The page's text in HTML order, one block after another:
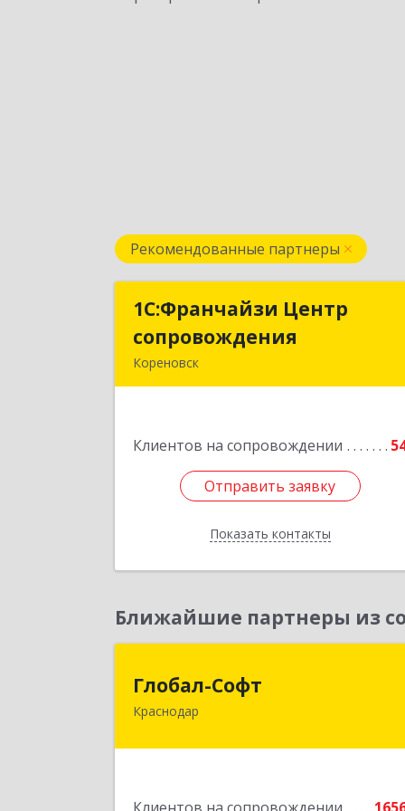
Рекомендованные партнеры
1С:Франчайзи Центр
сопровождения
Кореновск
Клиентов на сопровождении
Отправить заявку
Показать контакты
1С:Франчайзи Центр
сопровождения
Отправить заявку
Назад
Ближайшие партнеры из
Глобал-Софт
Краснодар